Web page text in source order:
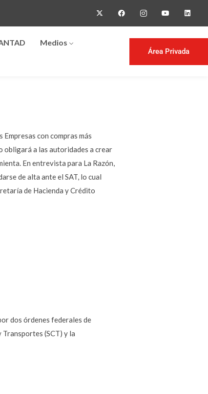
Medios
Área Privada
con compras más
obligará a las autoridades a crear
En entrevista para La Razón,
de alta ante el SAT, lo cual
de Hacienda y Crédito
dos órdenes federales de
(SCT) y la